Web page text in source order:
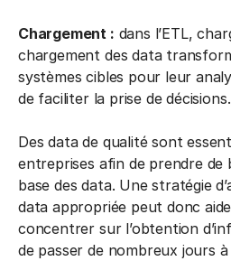
Chargement : dans l’ETL,
chargement des data
systèmes cibles pour leur
de faciliter la prise de décisions.
Des data de qualité sont
entreprises afin de prendre de
base des data. Une stratégie
data appropriée peut donc
concentrer sur l’obtention
de passer de nombreux jours